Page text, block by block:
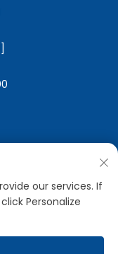
our services. If
Personalize